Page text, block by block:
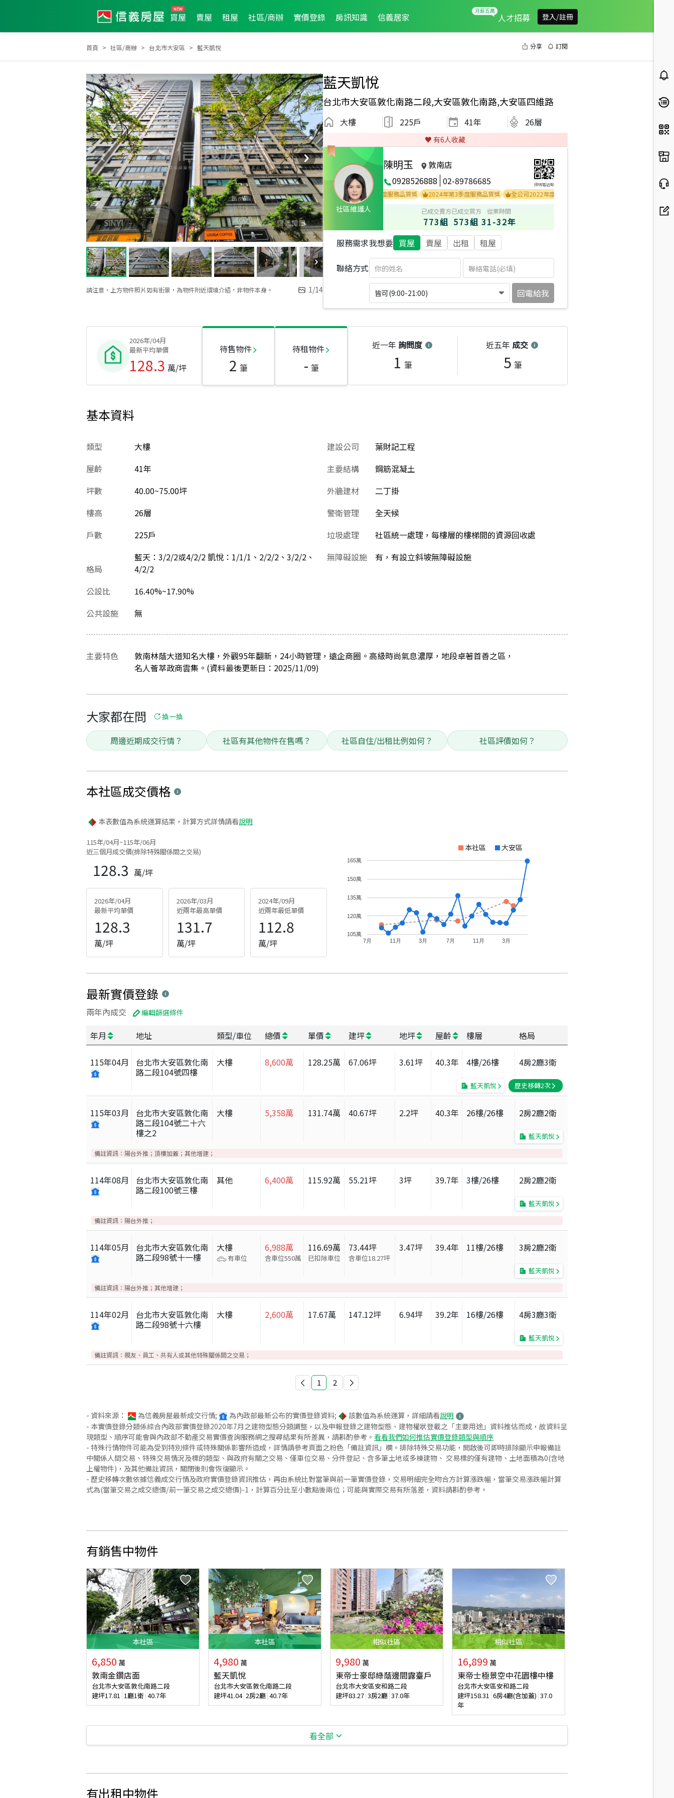
買屋 賣屋 租屋 社區/商辦 實價登錄 房訊知識 信義居家 人才招募 登入/註冊
首頁 社區/商辦 台北市大安區 藍天凱悅 分享 訂閱
請注意，上方物件照片如有街景，為物件附近環境介紹，非物件本身。 1/14
藍天凱悅
台北市大安區敦化南路二段,大安區敦化南路,大安區四維路
大樓 225戶 41年 26層
♥️ 有6人收藏
社區維護人
陳明玉
敦南店
0928526888 02-89786685 掃碼電話聊
菁英會 2007年度服務品質獎 2024年第3季度服務品質獎 全公司2022年度業績TOP15
已成交賣方
773組
已成交買方
573組
從業時間
31-32年
服務需求我想要 買屋 賣屋 出租 租屋
聯絡方式
皆可(9:00-21:00) 回電給我
2026年/04月
最新平均單價
128.3 萬/坪
待售物件
2 筆
待租物件
- 筆
近一年 詢問度
1 筆
近五年 成交
5 筆
基本資料
類型
大樓
屋齡
41年
坪數
40.00~75.00坪
樓高
26層
戶數
225戶
格局
藍天：3/2/2或4/2/2 凱悅：1/1/1、2/2/2、3/2/2、
4/2/2
公設比
16.40%~17.90%
建設公司
葉財記工程
主要結構
鋼筋混凝土
外牆建材
二丁掛
警衛管理
全天候
垃圾處理
社區統一處理，每樓層的樓梯間的資源回收處
無障礙設施
有，有設立斜坡無障礙設施
公共設施 無
主要特色
敦南林蔭大道知名大樓，外觀95年翻新，24小時管理，遠企商圈。高級時尚氣息濃厚，地段卓著首善之區，
名人薈萃政商雲集。(資料最後更新日：2025/11/09)
大家都在問 換一換
周邊近期成交行情？ 社區有其他物件在售嗎？ 社區自住/出租比例如何？ 社區評價如何？
本社區成交價格
本表數值為系統運算結果，計算方式詳情請看說明
115年/04月~115年/06月
近三個月成交價(排除特殊關係間之交易)
128.3 萬/坪
2026年/04月
最新平均單價
128.3
萬/坪
2026年/03月
近兩年最高單價
131.7
萬/坪
2024年/09月
近兩年最低單價
112.8
萬/坪
本社區 大安區
7月 11月 3月 7月 11月 3月
105萬
120萬
135萬
150萬
165萬
最新實價登錄
兩年內成交 編輯篩選條件
年月 地址 類型/車位 總價 單價 建坪 地坪 屋齡 樓層 格局
115年04月
台北市大安區敦化南
路二段104號四樓
大樓 8,600萬 128.25萬 67.06坪 3.61坪 40.3年 4樓/26樓 4房2廳3衛
藍天凱悅 歷史移轉2次
115年03月
台北市大安區敦化南
路二段104號二十六
樓之2
大樓 5,358萬 131.74萬 40.67坪 2.2坪 40.3年 26樓/26樓 2房2廳2衛
藍天凱悅
備註資訊： 陽台外推；頂樓加蓋；其他增建；
114年08月
台北市大安區敦化南
路二段100號三樓
其他 6,400萬 115.92萬 55.21坪 3坪 39.7年 3樓/26樓 2房2廳2衛
藍天凱悅
備註資訊： 陽台外推；
114年05月
台北市大安區敦化南
路二段98號十一樓
大樓
有車位
6,988萬
含車位550萬
116.69萬
已扣除車位
73.44坪
含車位18.27坪
3.47坪 39.4年 11樓/26樓 3房2廳2衛
藍天凱悅
備註資訊： 陽台外推；其他增建；
114年02月
台北市大安區敦化南
路二段98號十六樓
大樓 2,600萬 17.67萬 147.12坪 6.94坪 39.2年 16樓/26樓 4房3廳3衛
藍天凱悅
備註資訊： 親友、員工、共有人或其他特殊關係間之交易；
1 2
- 資料來源： 為信義房屋最新成交行情; 為內政部最新公布的實價登錄資料; 該數值為系統運算，詳細請看說明
- 本實價登錄分類係綜合內政部實價登錄2020年7月之建物型態分類調整，以及申報登錄之建物型態、建物權狀登載之「主要用途」資料推估而成，故資料呈
現類型、順序可能會與內政部不動產交易實價查詢服務網之搜尋結果有所差異，請斟酌參考。 看看我們如何推估實價登錄類型與順序
- 特殊行情物件可能為受到特別條件或特殊關係影響所造成，詳情請參考頁面之粉色「備註資訊」欄。排除特殊交易功能，開啟後可即時排除顯示申報備註
中關係人間交易、特殊交易情況及標的類型、與政府有關之交易、僅車位交易、分件登記、含多筆土地或多棟建物、 交易標的僅有建物、土地面積為0(含地
上權物件)，及其他備註資訊，關閉後則會恢復顯示。
- 歷史移轉次數依據信義成交行情及政府實價登錄資訊推估，再由系統比對當筆與前一筆實價登錄，交易明細完全吻合方計算漲跌幅，當筆交易漲跌幅計算
式為(當筆交易之成交總價/前一筆交易之成交總價)-1，計算百分比至小數點後兩位；可能與實際交易有所落差，資料請斟酌參考。
有銷售中物件
本社區
6,850 萬
敦南金鑽店面
台北市大安區敦化南路二段
建坪17.81 1廳1衛 40.7年
本社區
4,980 萬
藍天凱悅
台北市大安區敦化南路二段
建坪41.04 2房2廳 40.7年
相似社區
9,980 萬
東帝士豪邸綠蔭邊間露臺戶
台北市大安區安和路二段
建坪83.27 3房2廳 37.0年
相似社區
16,899 萬
東帝士極景空中花園樓中樓
台北市大安區安和路二段
建坪158.31 6房4廳(含加蓋) 37.0
年
看全部
有出租中物件